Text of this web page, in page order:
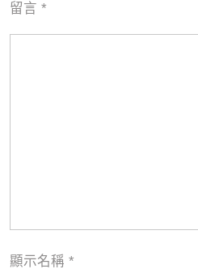
留言 *
顯示名稱 *